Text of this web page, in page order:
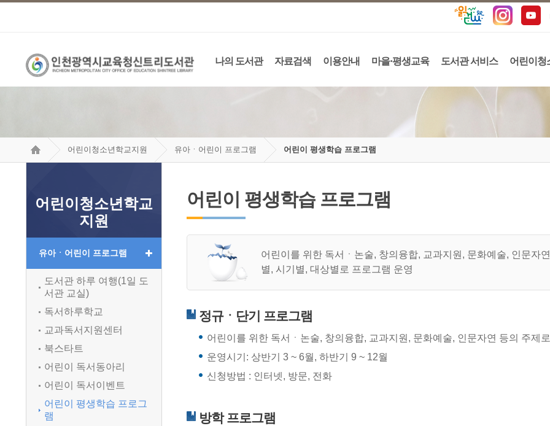
나의 도서관 자료검색 이용안내 마을·평생교육 도서관 서비스 어린이청
어린이청소년학교지원 유아ㆍ어린이 프로그램 어린이 평생학습 프로그램
어린이청소년학교
지원
유아ㆍ어린이 프로그램
도서관 하루 여행(1일 도
서관 교실)
독서하루학교
교과독서지원센터
북스타트
어린이 독서동아리
어린이 독서이벤트
어린이 평생학습 프로그
램
어린이 평생학습 프로그램
어린이를 위한 독서ㆍ논술, 창의융합, 교과지원, 문화예술, 인문자
별, 시기별, 대상별로 프로그램 운영
정규ㆍ단기 프로그램
어린이를 위한 독서ㆍ논술, 창의융합, 교과지원, 문화예술, 인문자연 등의 주제
운영시기: 상반기 3 ~ 6월, 하반기 9 ~ 12월
신청방법 : 인터넷, 방문, 전화
방학 프로그램